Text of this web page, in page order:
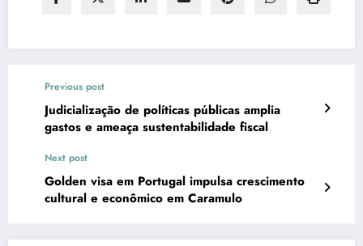
Previous post
Judicialização de políticas públicas amplia
gastos e ameaça sustentabilidade fiscal
Next post
Golden visa em Portugal impulsa crescimento
cultural e econômico em Caramulo